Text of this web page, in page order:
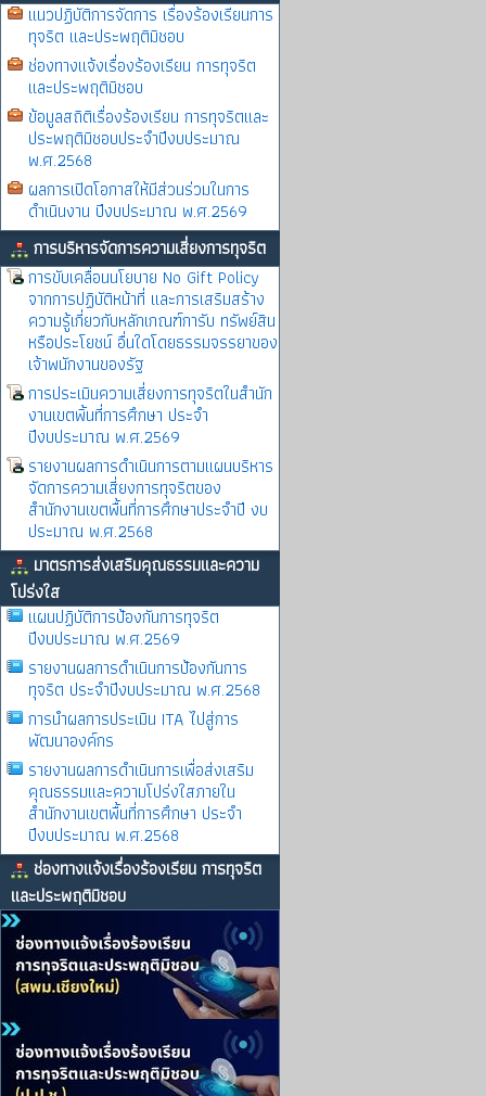
แนวปฏิบัติการจัดการ เรื่องร้องเรียนการ
ทุจริต และประพฤติมิชอบ
ช่องทางแจ้งเรื่องร้องเรียน การทุจริต
และประพฤติมิชอบ
ข้อมูลสถิติเรื่องร้องเรียน การทุจริตและ
ประพฤติมิชอบประจำปีงบประมาณ
พ.ศ.2568
ผลการเปิดโอกาสให้มีส่วนร่วมในการ
ดำเนินงาน ปีงบประมาณ พ.ศ.2569
การบริหารจัดการความเสี่ยงการทุจริต
การขับเคลื่อนนโยบาย No Gift Policy
จากการปฏิบัติหน้าที่ และการเสริมสร้าง
ความรู้เกี่ยวกับหลักเกณฑ์การับ ทรัพย์สิน
หรือประโยชน์ อื่นใดโดยธรรมจรรยาของ
เจ้าพนักงานของรัฐ
การประเมินความเสี่ยงการทุจริตในสำนัก
งานเขตพิ้นที่การศึกษา ประจำ
ปีงบประมาณ พ.ศ.2569
รายงานผลการดำเนินการตามแผนบริหาร
จัดการความเสี่ยงการทุจริตของ
สำนักงานเขตพื้นที่การศึกษาประจำปี งบ
ประมาณ พ.ศ.2568
มาตรการส่งเสริมคุณธรรมและความ
โปร่งใส
แผนปฏิบัติการป้องกันการทุจริต
ปีงบประมาณ พ.ศ.2569
รายงานผลการดําเนินการป้องกันการ
ทุจริต ประจําปีงบประมาณ พ.ศ.2568
การนำผลการประเมิน ITA ไปสู่การ
พัฒนาองค์กร
รายงานผลการดําเนินการเพื่อส่งเสริม
คุณธรรมและความโปร่งใสภายใน
สำนักงานเขตพื้นที่การศึกษา ประจำ
ปีงบประมาณ พ.ศ.2568
ช่องทางแจ้งเรื่องร้องเรียน การทุจริต
และประพฤติมิชอบ